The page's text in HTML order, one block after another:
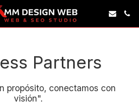
Partners
propósito, conectamos con
visión".